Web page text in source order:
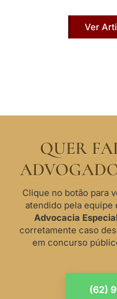
Ver
QUER
Clique no botão para
atendido pela
Advocacia
corretamente caso
em concurso
(62)